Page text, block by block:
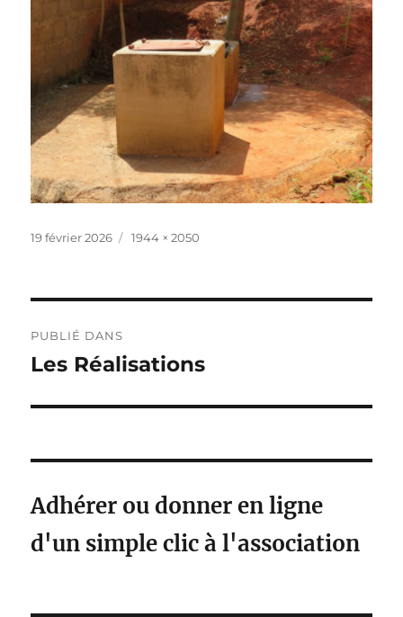
Publié
19 février 2026
Taille
1944 × 2050
de
PUBLIÉ DANS
Les Réalisations
Adhérer ou donner en ligne
d'un simple clic à l'association